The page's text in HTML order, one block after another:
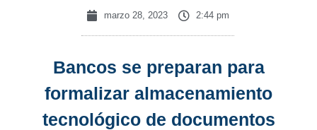
marzo 28, 2023 2:44 pm
Bancos se preparan para
formalizar almacenamiento
tecnológico de documentos